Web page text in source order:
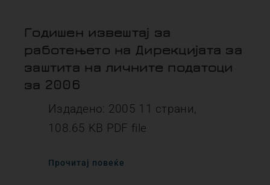
Годишен извештај за
работењето на Дирекцијата за
заштита на личните податоци
за 2006
Издадено: 2005 11 страни,
108.65 KB PDF file
Прочитај повеќе